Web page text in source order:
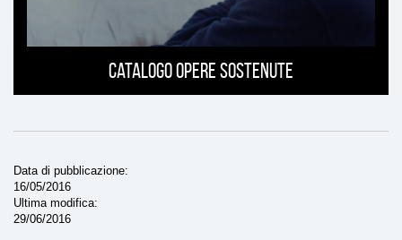
Catalogo opere sostenute
Data di pubblicazione
16/05/2016
Ultima modifica
29/06/2016